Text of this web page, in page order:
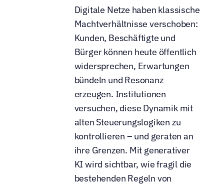
Digitale Netze haben klassische
Machtverhältnisse verschoben:
Kunden, Beschäftigte und
Bürger können heute öffentlich
widersprechen, Erwartungen
bündeln und Resonanz
erzeugen. Institutionen
versuchen, diese Dynamik mit
alten Steuerungslogiken zu
kontrollieren – und geraten an
ihre Grenzen. Mit generativer
KI wird sichtbar, wie fragil die
bestehenden Regeln von